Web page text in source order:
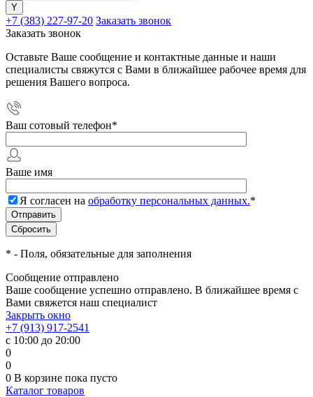
+7 (383) 227-97-20 Заказать звонок
Заказать звонок
Оставьте Ваше сообщение и контактные данные и наши
специалисты свяжутся с Вами в ближайшее рабочее время для
решения Вашего вопроса.
Ваш сотовый телефон*
Ваше имя
Я согласен на обработку персональных данных.*
* - Поля, обязательные для заполнения
Сообщение отправлено
Ваше сообщение успешно отправлено. В ближайшее время с
Вами свяжется наш специалист
Закрыть окно
+7 (913) 917-2541
с 10:00 до 20:00
0
0
0 В корзине пока пусто
Каталог товаров